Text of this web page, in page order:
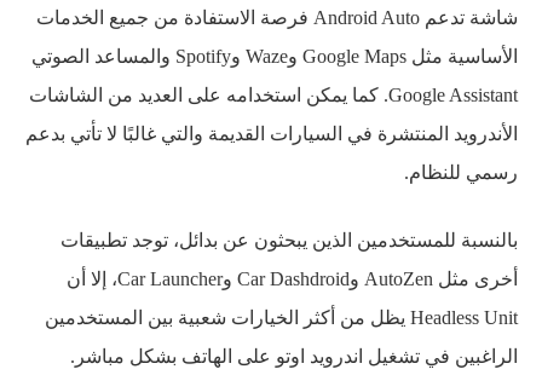
شاشة تدعم Android Auto فرصة الاستفادة من جميع الخدمات
الأساسية مثل Google Maps وWaze وSpotify والمساعد الصوتي
Google Assistant. كما يمكن استخدامه على العديد من الشاشات
الأندرويد المنتشرة في السيارات القديمة والتي غالبًا لا تأتي بدعم
رسمي للنظام.
بالنسبة للمستخدمين الذين يبحثون عن بدائل، توجد تطبيقات
أخرى مثل AutoZen وCar Dashdroid وCar Launcher، إلا أن
Headless Unit يظل من أكثر الخيارات شعبية بين المستخدمين
الراغبين في تشغيل اندرويد اوتو على الهاتف بشكل مباشر.